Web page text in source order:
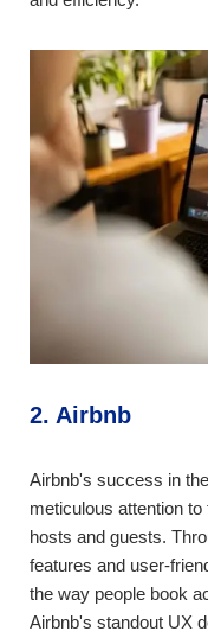
2. Airbnb
Airbnb's success in
meticulous attention
hosts and guests.
features and user-
the way people book
Airbnb's standout UX